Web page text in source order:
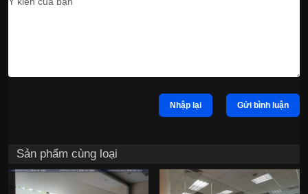
Nhập lại Gửi bình luận
Sản phẩm cùng loại